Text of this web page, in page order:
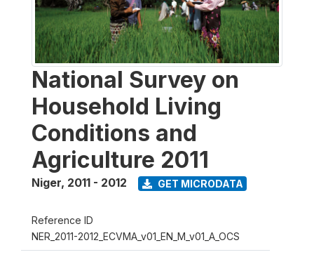
National Survey on
Household Living
Conditions and
Agriculture 2011
Niger, 2011 - 2012 GET MICRODATA
Reference ID
NER_2011-2012_ECVMA_v01_EN_M_v01_A_OCS